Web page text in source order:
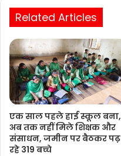
Related Articles
एक साल पहले हाई स्कूल बना,
अब तक नहीं मिले शिक्षक और
संसाधन, जमीन पर बैठकर पढ़
रहे 319 बच्चे